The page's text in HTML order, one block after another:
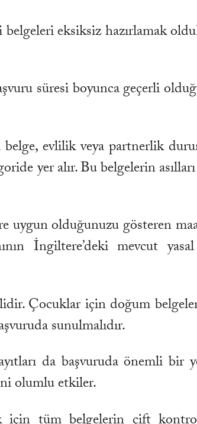
eksiksiz hazırlamak
süresi boyunca geçerli
evlilik veya partnerlik
yer alır. Bu belgelerin
olduğunuzu gösteren
İngiltere’deki mevcut
Çocuklar için doğum
sunulmalıdır.
da başvuruda önemli bir
olumlu etkiler.
için tüm belgelerin çift